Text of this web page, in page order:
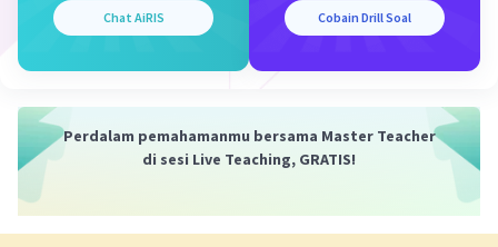
Kodomain = {2,5,8,11,14}
Range = { 2,5,8,11}
Kodomain = {2,5,8,11,14}
Chat AiRIS Cobain Drill Soal
Perdalam pemahamanmu bersama Master Teacher
di sesi Live Teaching, GRATIS!